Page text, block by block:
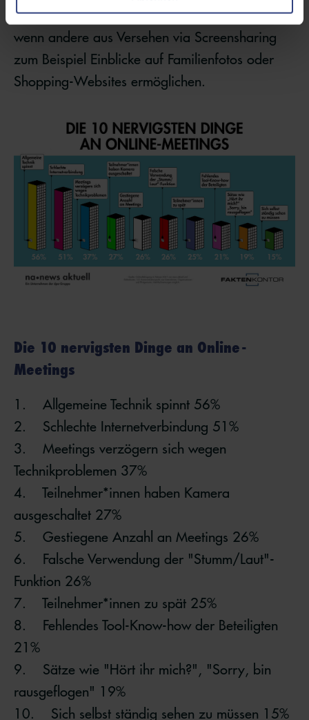
Prozent der Umfrageteilnehmer*innen stört es,
wenn andere aus Versehen via Screensharing
zum Beispiel Einblicke auf Familienfotos oder
Shopping-Websites ermöglichen.
Die 10 nervigsten Dinge an Online-
Meetings
1. Allgemeine Technik spinnt 56%
2. Schlechte Internetverbindung 51%
3. Meetings verzögern sich wegen
Technikproblemen 37%
4. Teilnehmer*innen haben Kamera
ausgeschaltet 27%
5. Gestiegene Anzahl an Meetings 26%
6. Falsche Verwendung der "Stumm/Laut"-
Funktion 26%
7. Teilnehmer*innen zu spät 25%
8. Fehlendes Tool-Know-how der Beteiligten
21%
9. Sätze wie "Hört ihr mich?", "Sorry, bin
rausgeflogen" 19%
10. Sich selbst ständig sehen zu müssen 15%